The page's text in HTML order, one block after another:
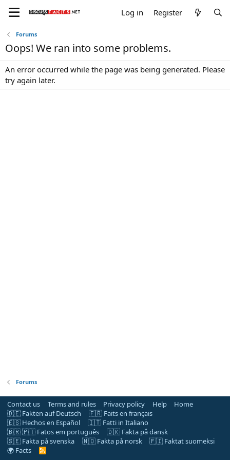
Log in Register
Forums
Oops! We ran into some problems.
An error occurred while the page was being generated. Please
try again later.
Forums
Contact us Terms and rules Privacy policy Help
Home
🇩🇪 Fakten auf Deutsch
🇫🇷 Faits en français
🇪🇸 Hechos en Español
🇮🇹 Fatti in Italiano
🇧🇷 🇵🇹 Fatos em português
🇩🇰 Fakta på dansk
🇸🇪 Fakta på svenska
🇳🇴 Fakta på norsk
🇫🇮 Faktat suomeksi
🌍 Facts
R